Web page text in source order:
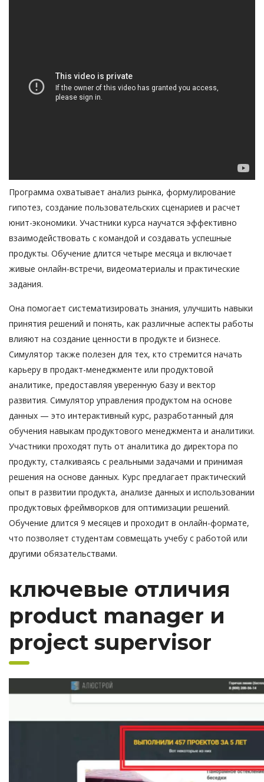
Программа охватывает анализ рынка, формулирование
гипотез, создание пользовательских сценариев и расчет
юнит-экономики. Участники курса научатся эффективно
взаимодействовать с командой и создавать успешные
продукты. Обучение длится четыре месяца и включает
живые онлайн-встречи, видеоматериалы и практические
задания.
Она помогает систематизировать знания, улучшить навыки
принятия решений и понять, как различные аспекты работы
влияют на создание ценности в продукте и бизнесе.
Симулятор также полезен для тех, кто стремится начать
карьеру в продакт-менеджменте или продуктовой
аналитике, предоставляя уверенную базу и вектор
развития. Симулятор управления продуктом на основе
данных — это интерактивный курс, разработанный для
обучения навыкам продуктового менеджмента и аналитики.
Участники проходят путь от аналитика до директора по
продукту, сталкиваясь с реальными задачами и принимая
решения на основе данных. Курс предлагает практический
опыт в развитии продукта, анализе данных и использовании
продуктовых фреймворков для оптимизации решений.
Обучение длится 9 месяцев и проходит в онлайн-формате,
что позволяет студентам совмещать учебу с работой или
другими обязательствами.
ключевые отличия
product manager и
project supervisor